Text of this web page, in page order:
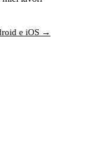
e iOS →